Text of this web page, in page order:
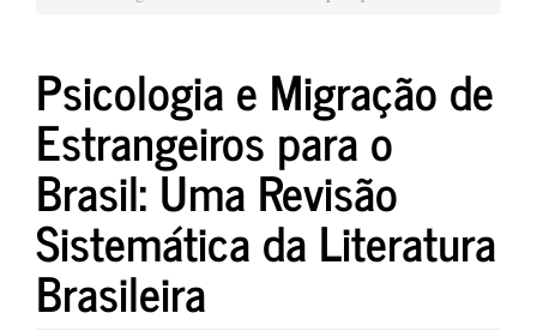
Psicologia e Migração de
Estrangeiros para o
Brasil: Uma Revisão
Sistemática da Literatura
Brasileira